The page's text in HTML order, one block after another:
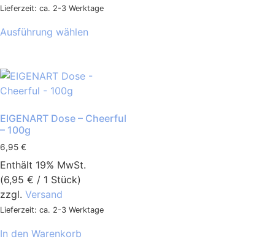
Lieferzeit: ca. 2-3 Werktage
Ausführung wählen
EIGENART Dose – Cheerful
– 100g
6,95 €
Enthält 19% MwSt.
(6,95 € / 1 Stück)
zzgl. Versand
Lieferzeit: ca. 2-3 Werktage
In den Warenkorb